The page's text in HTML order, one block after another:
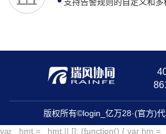
版权所有©login_亿万28·(官方)
var _hmt = _hmt || []; (function() { var hm =